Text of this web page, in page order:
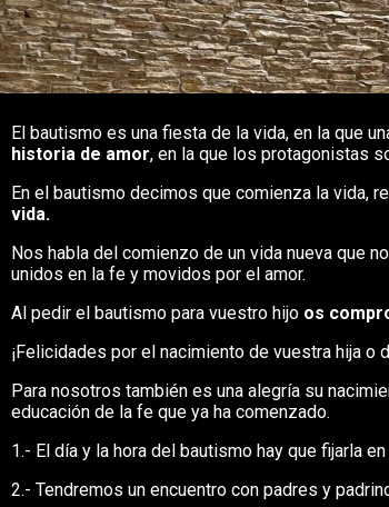
El bautismo es una fiesta de la vida, en la que
historia de amor, en la que los protagonistas
En el bautismo decimos que comienza la vida,
vida.
Nos habla del comienzo de un vida nueva que
unidos en la fe y movidos por el amor.
Al pedir el bautismo para vuestro hijo os
¡Felicidades por el nacimiento de vuestra hija o
Para nosotros también es una alegría su
educación de la fe que ya ha comenzado.
1.- El día y la hora del bautismo hay que fijarla
2.- Tendremos un encuentro con padres y